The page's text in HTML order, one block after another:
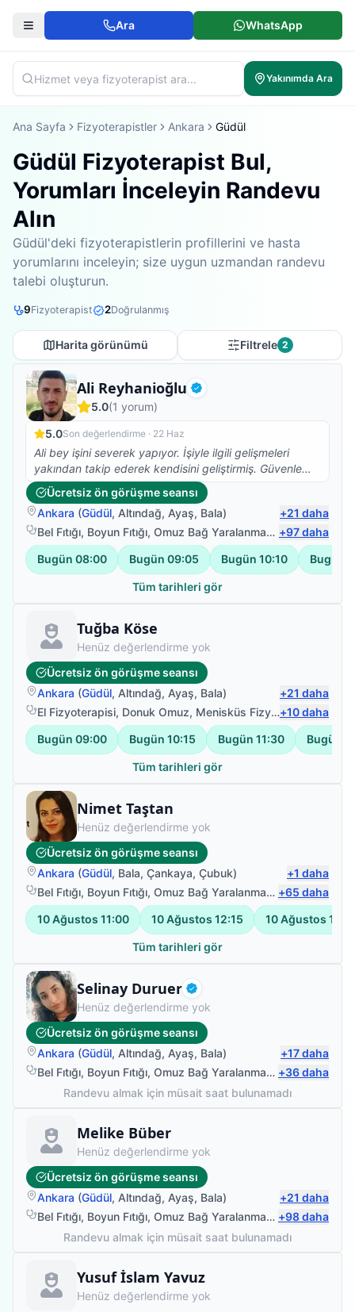
Ara WhatsApp
Yakınımda Ara
Ana Sayfa Fizyoterapistler Ankara Güdül
Güdül Fizyoterapist Bul,
Yorumları İnceleyin Randevu
Alın
Güdül'deki fizyoterapistlerin profillerini ve hasta
yorumlarını inceleyin; size uygun uzmandan randevu
talebi oluşturun.
9Fizyoterapist 2Doğrulanmış
Harita görünümü Filtrele 2
Ali Reyhanioğlu Doğrulanmış
Uzman Fizyoterapist
5.0(1 yorum)
5.0Son değerlendirme · 22 Haz
Ali bey işini severek yapıyor. İşiyle ilgili gelişmeleri
yakından takip ederek kendisini geliştirmiş. Güvenle
tedavi olabilirsiniz. Ben memnun kaldım.
Ücretsiz ön görüşme seansı
Ankara (Güdül, Altındağ, Ayaş, Bala) +21 daha
Bel Fıtığı, Boyun Fıtığı, Omuz Bağ Yaralanması ,Protez
+97daha
Bugün 08:00 Bugün 09:05 Bugün 10:10 Bugün
Tüm tarihleri gör
Tuğba Köse
Fizyoterapist
Henüz değerlendirme yok
Ücretsiz ön görüşme seansı
Ankara (Güdül, Altındağ, Ayaş, Bala) +21 daha
El Fizyoterapisi, Donuk Omuz, Menisküs Fizyoterapisi ,MS
+10daha
Bugün 09:00 Bugün 10:15 Bugün 11:30 Bugün
Tüm tarihleri gör
Nimet Taştan
Fizyoterapist
Henüz değerlendirme yok
Ücretsiz ön görüşme seansı
Ankara (Güdül, Bala, Çankaya, Çubuk) +1 daha
Bel Fıtığı, Boyun Fıtığı, Omuz Bağ Yaralanması ,Sırt Ağrısı
+65 daha
10 Ağustos 11:00 10 Ağustos 12:15 10 Ağustos
Tüm tarihleri gör
Selinay Duruer Doğrulanmış
Fizyoterapist
Henüz değerlendirme yok
Ücretsiz ön görüşme seansı
Ankara (Güdül, Altındağ, Ayaş, Bala) +17daha
Bel Fıtığı, Boyun Fıtığı, Omuz Bağ Yaralanması ,Sırt Ağrısı
+36daha
Randevu almak için müsait saat bulunamadı
Melike Büber
Fizyoterapist
Henüz değerlendirme yok
Ücretsiz ön görüşme seansı
Ankara (Güdül, Altındağ, Ayaş, Bala) +21 daha
Bel Fıtığı, Boyun Fıtığı, Omuz Bağ Yaralanması ,Protez
+98daha
Randevu almak için müsait saat bulunamadı
Yusuf İslam Yavuz
Fizyoterapist
Henüz değerlendirme yok